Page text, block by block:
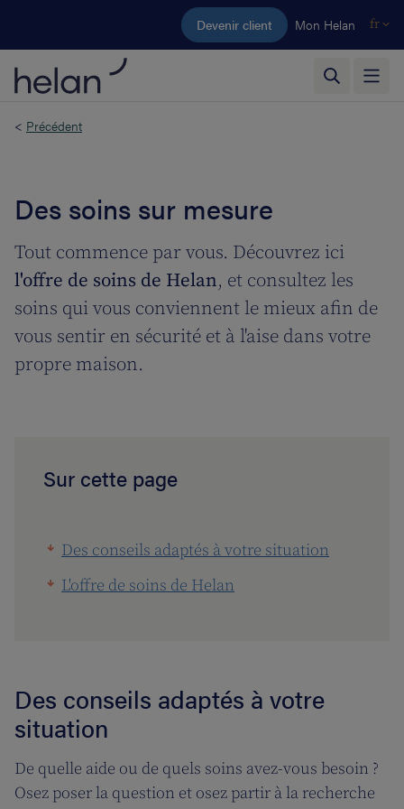
Aller au contenu principal
Devenir client Mon Helan fr
< Précédent
Des soins sur mesure
Tout commence par vous. Découvrez ici
l'offre de soins de Helan, et consultez les
soins qui vous conviennent le mieux afin de
vous sentir en sécurité et à l'aise dans votre
propre maison.
Sur cette page
Des conseils adaptés à votre situation
L'offre de soins de Helan
Des conseils adaptés à votre
situation
De quelle aide ou de quels soins avez-vous besoin ?
Osez poser la question et osez partir à la recherche